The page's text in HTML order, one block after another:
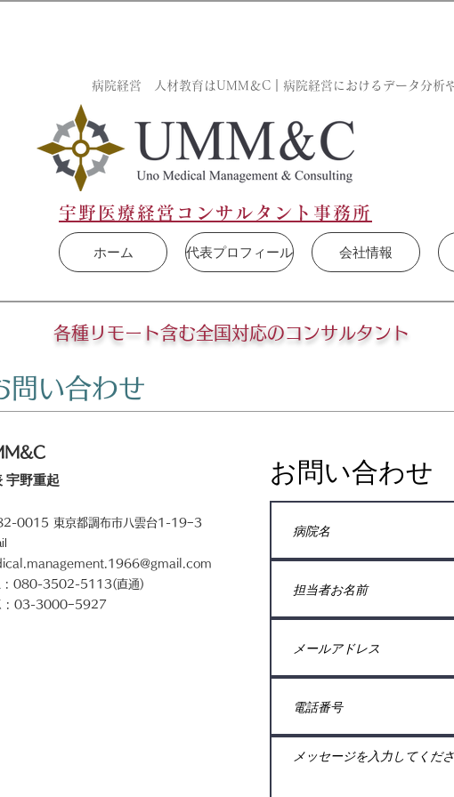
病院経営 人材教育はUMM＆C｜病院経営におけるデータ分析
宇野医療経営 コンサルタント事務所
ホーム 代表プロフィール 会社情報
各種リモート含む全国対応のコンサルタント
問い合わせ
宇野重起
0015 東京都調布市八雲台1-19−3
: 080-3502-5113(直通)
: 03-3000−5927
お問い合わせ